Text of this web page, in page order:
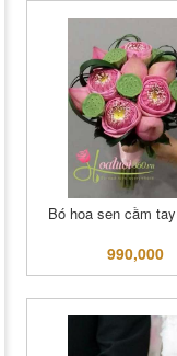
Bó hoa sen cầm
990,000